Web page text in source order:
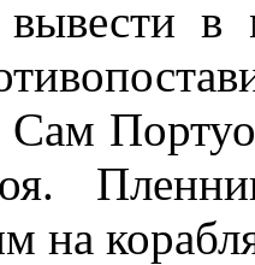
вывести
Сам
на